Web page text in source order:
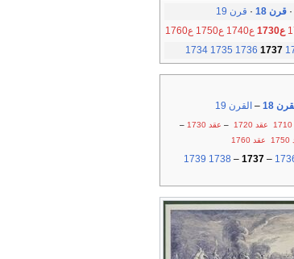
· قرن 18 · قرن 19
ع1730 ع1740 ع1750 ع1760
1734 1735 1736 1737
18
– القرن 19
عقد 1720 – عقد 1730
–
عقد 1760
–
1737
–
1738
1739